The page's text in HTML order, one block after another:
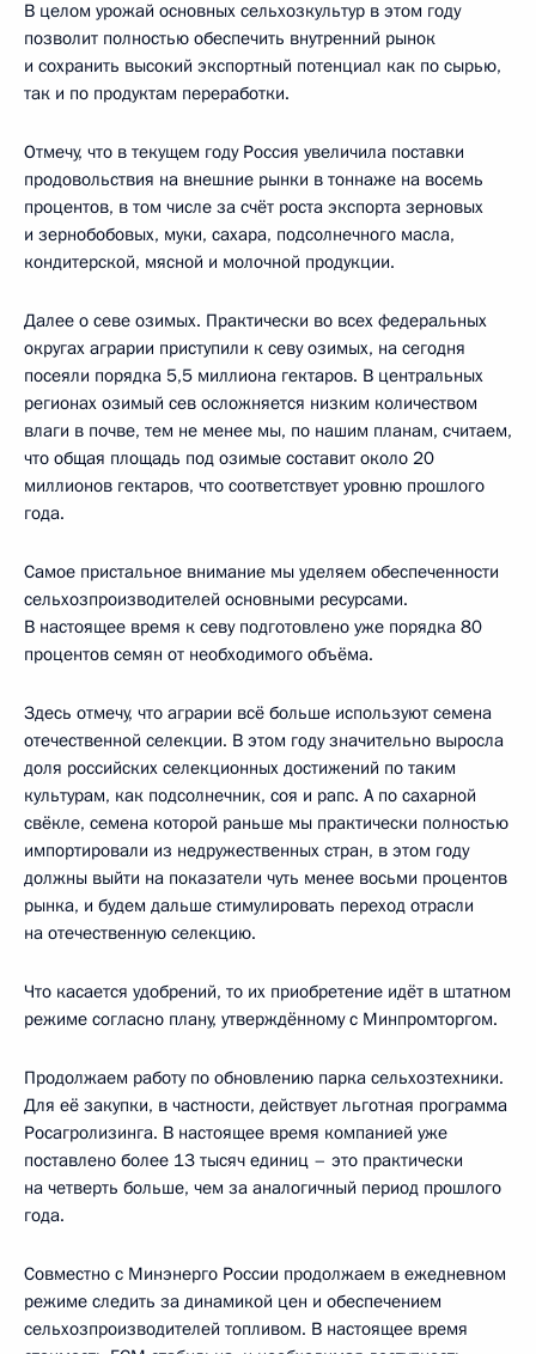
В целом урожай основных сельхозкультур в этом году
позволит полностью обеспечить внутренний рынок
и сохранить высокий экспортный потенциал как по сырью,
так и по продуктам переработки.
Отмечу, что в текущем году Россия увеличила поставки
продовольствия на внешние рынки в тоннаже на восемь
процентов, в том числе за счёт роста экспорта зерновых
и зернобобовых, муки, сахара, подсолнечного масла,
кондитерской, мясной и молочной продукции.
Далее о севе озимых. Практически во всех федеральных
округах аграрии приступили к севу озимых, на сегодня
посеяли порядка 5,5 миллиона гектаров. В центральных
регионах озимый сев осложняется низким количеством
влаги в почве, тем не менее мы, по нашим планам, считаем,
что общая площадь под озимые составит около 20
миллионов гектаров, что соответствует уровню прошлого
года.
Самое пристальное внимание мы уделяем обеспеченности
сельхозпроизводителей основными ресурсами.
В настоящее время к севу подготовлено уже порядка 80
процентов семян от необходимого объёма.
Здесь отмечу, что аграрии всё больше используют семена
отечественной селекции. В этом году значительно выросла
доля российских селекционных достижений по таким
культурам, как подсолнечник, соя и рапс. А по сахарной
свёкле, семена которой раньше мы практически полностью
импортировали из недружественных стран, в этом году
должны выйти на показатели чуть менее восьми процентов
рынка, и будем дальше стимулировать переход отрасли
на отечественную селекцию.
Что касается удобрений, то их приобретение идёт в штатном
режиме согласно плану, утверждённому с Минпромторгом.
Продолжаем работу по обновлению парка сельхозтехники.
Для её закупки, в частности, действует льготная программа
Росагролизинга. В настоящее время компанией уже
поставлено более 13 тысяч единиц – это практически
на четверть больше, чем за аналогичный период прошлого
года.
Совместно с Минэнерго России продолжаем в ежедневном
режиме следить за динамикой цен и обеспечением
сельхозпроизводителей топливом. В настоящее время